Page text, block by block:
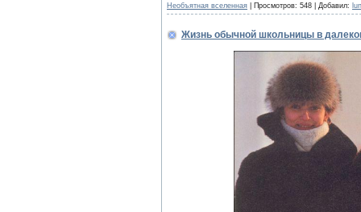
Необъятная вселенная | Просмотров: 548 | Добавил:
Жизнь обычной школьницы в